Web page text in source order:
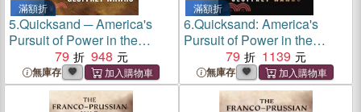
滿額折
5.Quicksand ─ America's
Pursuit of Power in the
Middle East
79 948
無庫存
滿額折
6.Quicksand: America's
Pursuit of Power in the
Middle East
79 1139
無庫存